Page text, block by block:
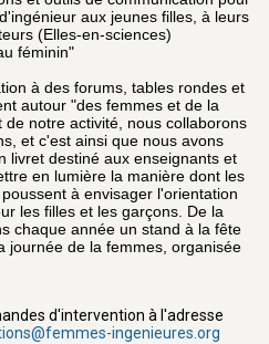
aux jeunes filles, à leurs
(Elles-en-sciences)
féminin"
à des forums, tables rondes et
autour "des femmes et de la
notre activité, nous collaborons
et c'est ainsi que nous avons
livret destiné aux enseignants et
en lumière la manière dont les
à envisager l'orientation
les filles et les garçons. De la
chaque année un stand à la fête
journée de la femmes, organisée
d'intervention à l'adresse
ingenieures.org